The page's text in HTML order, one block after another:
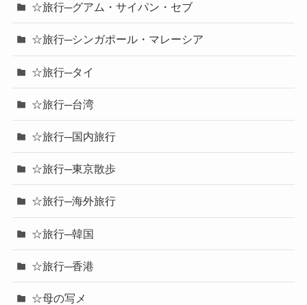
☆旅行─グアム・サイパン・セブ
☆旅行─シンガポール・マレーシア
☆旅行─タイ
☆旅行─台湾
☆旅行─国内旅行
☆旅行─東京散歩
☆旅行─海外旅行
☆旅行─韓国
☆旅行─香港
☆母の写メ